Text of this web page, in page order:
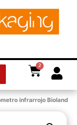
2
infrarrojo Bioland